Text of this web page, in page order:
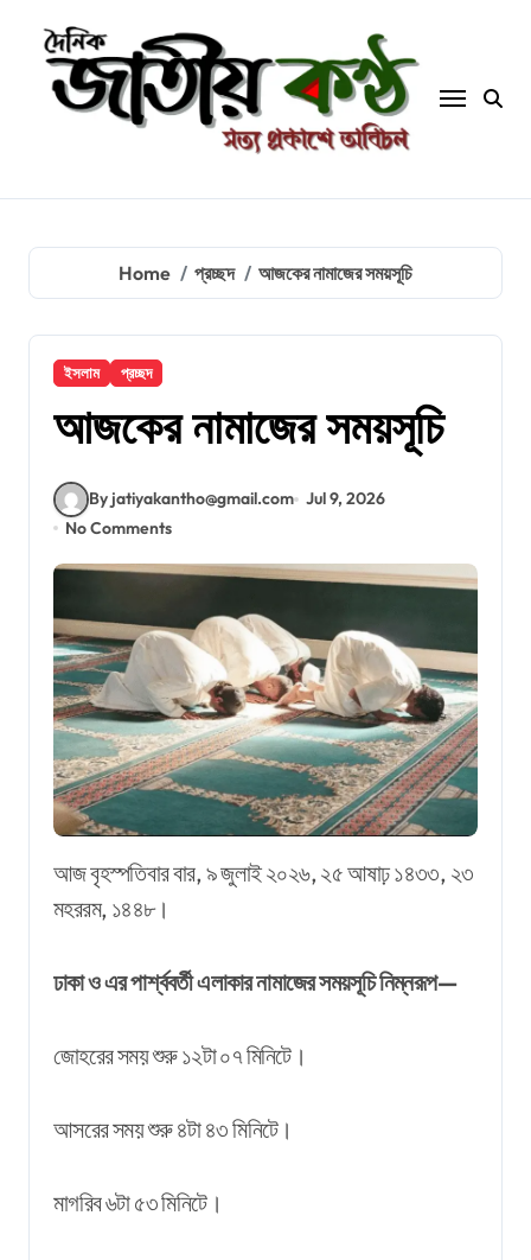
content
Home প্রচ্ছদ আজকের নামাজের সময়সূচি
ইসলাম প্রচ্ছদ
আজকের নামাজের সময়সূচি
By jatiyakantho@gmail.com Jul 9, 2026
No Comments
আজ বৃহস্পতিবার বার, ৯ জুলাই ২০২৬, ২৫ আষাঢ় ১৪৩৩, ২৩
মহররম, ১৪৪৮।
ঢাকা ও এর পার্শ্ববর্তী এলাকার নামাজের সময়সূচি নিম্নরূপ—
জোহরের সময় শুরু ১২টা ০৭ মিনিটে।
আসরের সময় শুরু ৪টা ৪৩ মিনিটে।
মাগরিব ৬টা ৫৩ মিনিটে।